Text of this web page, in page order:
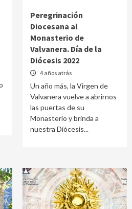
Peregrinación
Diocesana al
Monasterio de
Valvanera. Día de la
Diócesis 2022
4 años atrás
Un año más, la Virgen de
Valvanera vuelve a abrirnos
las puertas de su
Monasterio y brinda a
nuestra Diócesis...